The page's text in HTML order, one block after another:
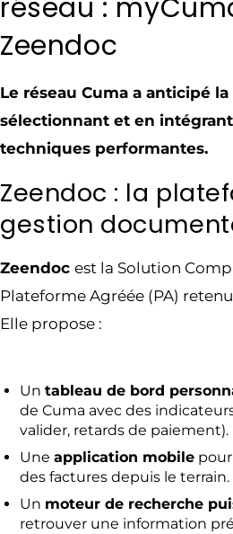
réseau :
Zeendoc
Le réseau Cuma a anticipé
sélectionnant et en
techniques performantes.
Zeendoc : la
gestion
Zeendoc est la Solution
Plateforme Agréée (PA)
Elle propose :
Un tableau de bord
de Cuma avec des
valider, retards de paiement).
Une application mobile
des factures depuis le terrain.
Un moteur de recherche
retrouver une information